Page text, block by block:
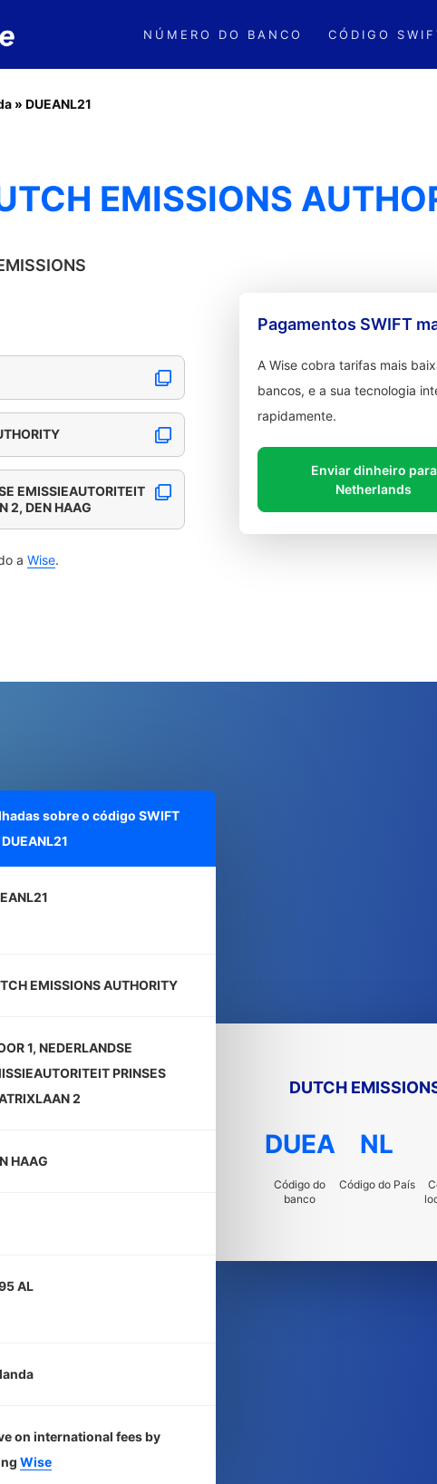
NÚMERO DO BANCO CÓDIGO
» DUEANL21
EMISSIONS
EMISSIEAUTORITEIT
2, DEN HAAG
a Wise.
Pagamentos SWIFT
A Wise cobra tarifas mais
bancos, e a sua tecnologia
rapidamente.
Enviar dinheiro para
Netherlands
sobre o código SWIFT
DUEANL21
EMISSIONS AUTHORITY
1, NEDERLANDSE
PRINSES
2
HAAG
AL
on international fees by
Wise
DUTCH
DUEA
Código do
banco
NL
Código do País